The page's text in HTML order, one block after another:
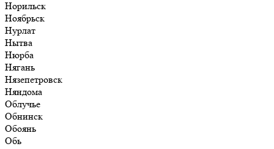
Норильск
Ноябрьск
Нурлат
Нытва
Нюрба
Нягань
Нязепетровск
Няндома
Облучье
Обнинск
Обоянь
Обь